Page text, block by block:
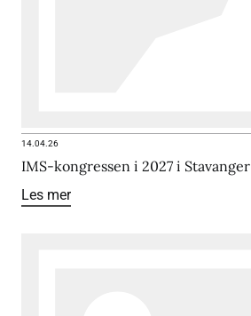
14.04.26
IMS-kongressen i 2027 i Stavanger
Les mer